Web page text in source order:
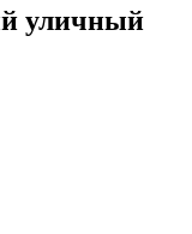
уличный